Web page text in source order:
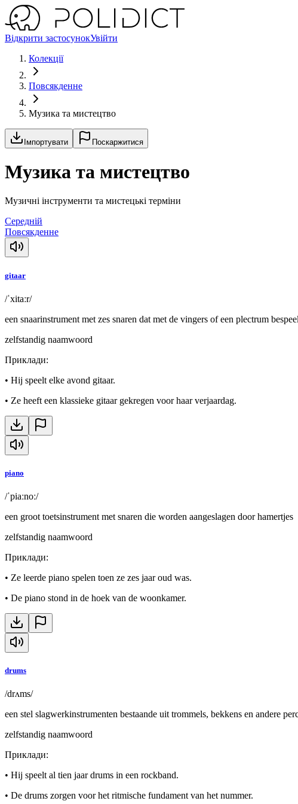
Відкрити застосунокУвійти
Колекції
Повсякденне
Музика та мистецтво
Імпортувати Поскаржитися
Музика та мистецтво
Музичні інструменти та мистецькі терміни
Середній
Повсякденне
gitaar
/ˈxitaːr/
een snaarinstrument met zes snaren dat met de vingers of een plectrum
zelfstandig naamwoord
Приклади:
• Hij speelt elke avond gitaar.
• Ze heeft een klassieke gitaar gekregen voor haar verjaardag.
piano
/ˈpiaːnoː/
een groot toetsinstrument met snaren die worden aangeslagen door hamertjes
zelfstandig naamwoord
Приклади:
• Ze leerde piano spelen toen ze zes jaar oud was.
• De piano stond in de hoek van de woonkamer.
drums
/drʌms/
een stel slagwerkinstrumenten bestaande uit trommels, bekkens en andere
zelfstandig naamwoord
Приклади:
• Hij speelt al tien jaar drums in een rockband.
• De drums zorgen voor het ritmische fundament van het nummer.